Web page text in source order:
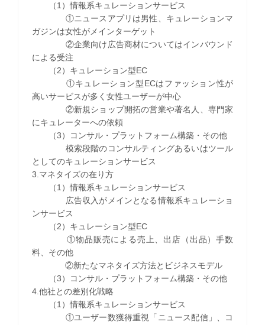
（1）情報系キュレーションサービス
①ニュースアプリは男性、キュレーションマ
ガジンは女性がメインターゲット
②企業向け広告商材についてはインバウンド
による受注
（2）キュレーション型EC
①キュレーション型ECはファッション性が
高いサービスが多く女性ユーザーが中心
②新規ショップ開拓の営業や著名人、専門家
にキュレーターへの依頼
（3）コンサル・プラットフォーム構築・その他
模索段階のコンサルティングあるいはツール
としてのキュレーションサービス
3.マネタイズの在り方
（1）情報系キュレーションサービス
広告収入がメインとなる情報系キュレーショ
ンサービス
（2）キュレーション型EC
①物品販売による売上、出店（出品）手数
料、その他
②新たなマネタイズ方法とビジネスモデル
（3）コンサル・プラットフォーム構築・その他
4.他社との差別化戦略
（1）情報系キュレーションサービス
①ユーザー数獲得重視「ニュース配信」、コ